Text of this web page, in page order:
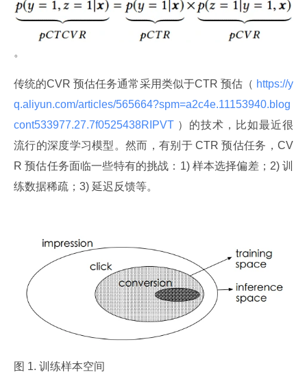
。
传统的CVR 预估任务通常采用类似于CTR 预估（ https://y
q.aliyun.com/articles/565664?spm=a2c4e.11153940.blog
cont533977.27.7f0525438RIPVT ）的技术，比如最近很
流行的深度学习模型。然而，有别于 CTR 预估任务，CV
R 预估任务面临一些特有的挑战：1) 样本选择偏差；2) 训
练数据稀疏；3) 延迟反馈等。
图 1. 训练样本空间